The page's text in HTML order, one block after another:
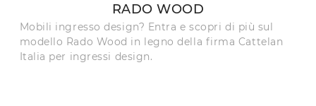
RADO WOOD
Mobili ingresso design? Entra e scopri di più sul
modello Rado Wood in legno della firma Cattelan
Italia per ingressi design.